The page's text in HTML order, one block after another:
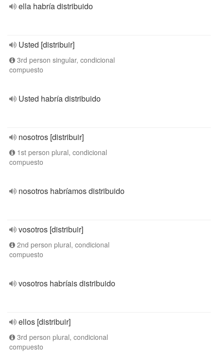
ella habría distribuido
Usted [distribuir]
3rd person singular, condicional
compuesto
Usted habría distribuido
nosotros [distribuir]
1st person plural, condicional
compuesto
nosotros habríamos distribuido
vosotros [distribuir]
2nd person plural, condicional
compuesto
vosotros habríais distribuido
ellos [distribuir]
3rd person plural, condicional
compuesto